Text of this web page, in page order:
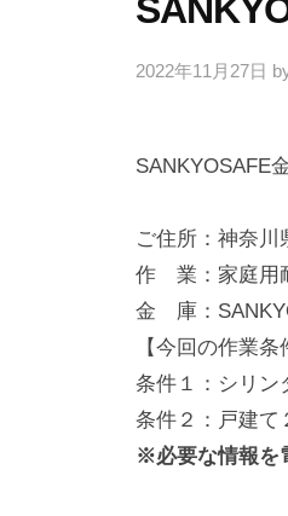
ブ
ル
1
番
・
分
修
理
等
の
専
門
店
2022年11月27日
SANKYOSAFE
ご住所：神奈川
作 業：家庭用
金 庫：
【今回の作業条
条件１：シリン
条件２：戸建て
※必要な情報を